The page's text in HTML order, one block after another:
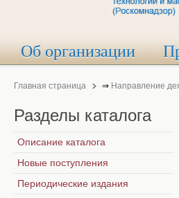
Об организации
Главная страница ⇒ Направление
Разделы каталога
Описание каталога
Новые поступления
Периодические издания